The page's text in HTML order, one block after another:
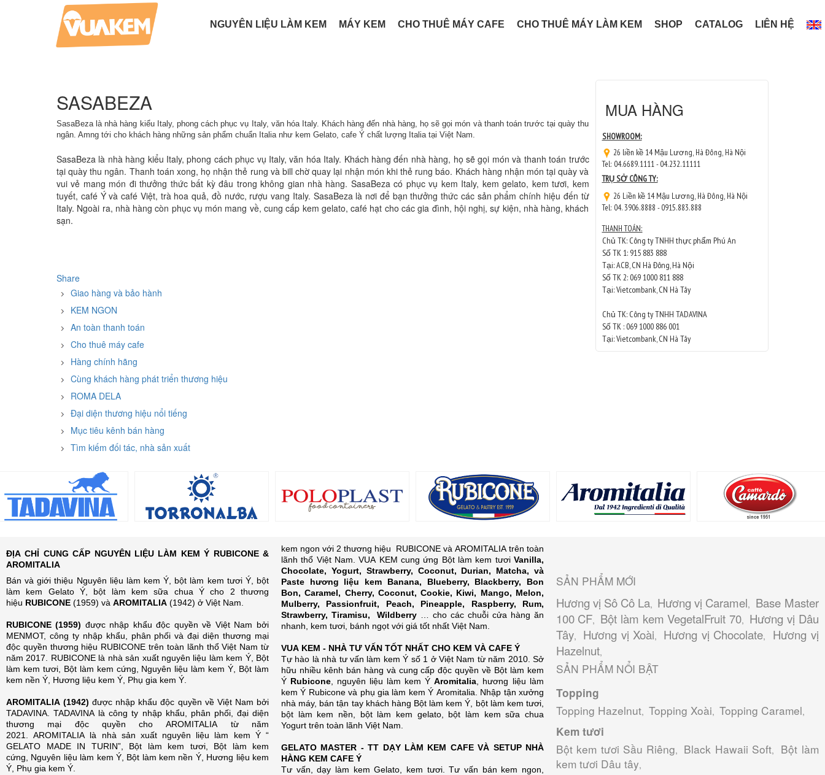
NGUYÊN LIỆU LÀM KEM MÁY KEM CHO THUÊ MÁY CAFE CHO THUÊ MÁY LÀM KEM SHOP CATALOG LIÊN HỆ
SASABEZA
SasaBeza là nhà hàng kiểu Italy, phong cách phục vụ Italy, văn hóa Italy. Khách hàng đến nhà hàng, họ sẽ gọi món và thanh toán trước tại quày thu
ngân. Amng tới cho khách hàng những sản phẩm chuẩn Italia như kem Gelato, cafe Ý chất lượng Italia tại Việt Nam.
SasaBeza là nhà hàng kiểu Italy, phong cách phục vụ Italy, văn hóa Italy. Khách hàng đến nhà hàng, họ sẽ gọi món và thanh toán trước
tại quày thu ngân. Thanh toán xong, họ nhận thẻ rung và bill chờ quay lại nhận món khi thẻ rung báo. Khách hàng nhận món tại quày và
vui vẻ mang món đi thưởng thức bất kỳ đâu trong không gian nhà hàng. SasaBeza có phục vụ kem Italy, kem gelato, kem tươi, kem
tuyết, café Ý và café Việt, trà hoa quả, đồ nước, rượu vang Italy. SasaBeza là nơi để bạn thưởng thức các sản phẩm chính hiệu đến từ
Italy. Ngoài ra, nhà hàng còn phục vụ món mang về, cung cấp kem gelato, café hạt cho các gia đình, hội nghị, sự kiện, nhà hàng, khách
sạn.
Share
Giao hàng và bảo hành
KEM NGON
An toàn thanh toán
Cho thuê máy cafe
Hàng chính hãng
Cùng khách hàng phát triển thương hiệu
ROMA DELA
Đại diện thương hiệu nổi tiếng
Mục tiêu kênh bán hàng
Tìm kiếm đối tác, nhà sản xuất
MUA HÀNG
SHOWROOM:
26 liền kề 14 Mậu Lương, Hà Đông, Hà Nội
Tel: 04.6689.1111 - 04.232.11111
TRỤ SỞ CÔNG TY:
26 Liền kề 14 Mậu Lương, Hà Đông, Hà Nội
Tel: 04. 3906.8888 - 0915.883.888
THANH TOÁN:
Chủ TK: Công ty TNHH thực phẩm Phú An
Số TK 1: 915 883 888
Tại: ACB, CN Hà Đông, Hà Nội
Số TK 2: 069 1000 811 888
Tại: Vietcombank, CN Hà Tây
Chủ TK: Công ty TNHH TADAVINA
Số TK : 069 1000 886 001
Tại: Vietcombank, CN Hà Tây
ĐỊA CHỈ CUNG CẤP NGUYÊN LIỆU LÀM KEM Ý RUBICONE &
AROMITALIA
Bán và giới thiệu Nguyên liệu làm kem Ý, bột làm kem tươi Ý, bột
làm kem Gelato Ý, bột làm kem sữa chua Ý cho 2 thương
hiệu RUBICONE (1959) và AROMITALIA (1942) ở Việt Nam.
RUBICONE (1959) được nhập khẩu độc quyền về Việt Nam bởi
MENMOT, công ty nhập khẩu, phân phối và đại diện thương mại
độc quyền thương hiệu RUBICONE trên toàn lãnh thổ Việt Nam từ
năm 2017. RUBICONE là nhà sản xuất nguyên liệu làm kem Ý, Bột
làm kem tươi, Bột làm kem cứng, Nguyên liệu làm kem Ý, Bột làm
kem nền Ý, Hương liệu kem Ý, Phụ gia kem Ý.
AROMITALIA (1942) được nhập khẩu độc quyền về Việt Nam bởi
TADAVINA. TADAVINA là công ty nhập khẩu, phân phối, đại diện
thương mại độc quyền cho AROMITALIA từ năm
2021. AROMITALIA là nhà sản xuất nguyên liệu làm kem Ý “
GELATO MADE IN TURIN”, Bột làm kem tươi, Bột làm kem
cứng, Nguyên liệu làm kem Ý, Bột làm kem nền Ý, Hương liệu kem
Ý, Phụ gia kem Ý.
kem ngon với 2 thương hiệu RUBICONE và AROMITALIA trên toàn
lãnh thổ Việt Nam. VUA KEM cung ứng Bột làm kem tươi Vanilla,
Chocolate, Yogurt, Strawberry, Coconut, Durian, Matcha, và
Paste hương liệu kem Banana, Blueberry, Blackberry, Bon
Bon, Caramel, Cherry, Coconut, Cookie, Kiwi, Mango, Melon,
Mulberry, Passionfruit, Peach, Pineapple, Raspberry, Rum,
Strawberry, Tiramisu, Wildberry … cho các chuỗi cửa hàng ăn
nhanh, kem tươi, bánh ngọt với giá tốt nhất Việt Nam.
VUA KEM - NHÀ TƯ VẤN TỐT NHẤT CHO KEM VÀ CAFE Ý
Tự hào là nhà tư vấn làm kem Ý số 1 ở Việt Nam từ năm 2010. Sở
hữu nhiều kênh bán hàng và cung cấp độc quyền về Bột làm kem
Ý Rubicone , nguyên liệu làm kem Ý Aromitalia , hương liệu làm
kem Ý Rubicone và phụ gia làm kem Ý Aromitalia. Nhập tận xưởng
nhà máy, bán tận tay khách hàng Bột làm kem Ý, bột làm kem tươi,
bột làm kem nền, bột làm kem gelato, bột làm kem sữa chua
Yogurt trên toàn lãnh Việt Nam.
GELATO MASTER - TT DẠY LÀM KEM CAFE VÀ SETUP NHÀ
HÀNG KEM CAFE Ý
Tư vấn, dạy làm kem Gelato, kem tươi. Tư vấn bán kem ngon,
SẢN PHẨM MỚI
Hương vị Sô Cô La, Hương vị Caramel, Base Master
100 CF, Bột làm kem VegetalFruit 70, Hương vị Dâu
Tây, Hương vị Xoài, Hương vị Chocolate, Hương vị
Hazelnut,
SẢN PHẨM NỔI BẬT
Topping
Topping Hazelnut, Topping Xoài, Topping Caramel,
Kem tươi
Bột kem tươi Sầu Riêng, Black Hawaii Soft, Bột làm
kem tươi Dâu tây,